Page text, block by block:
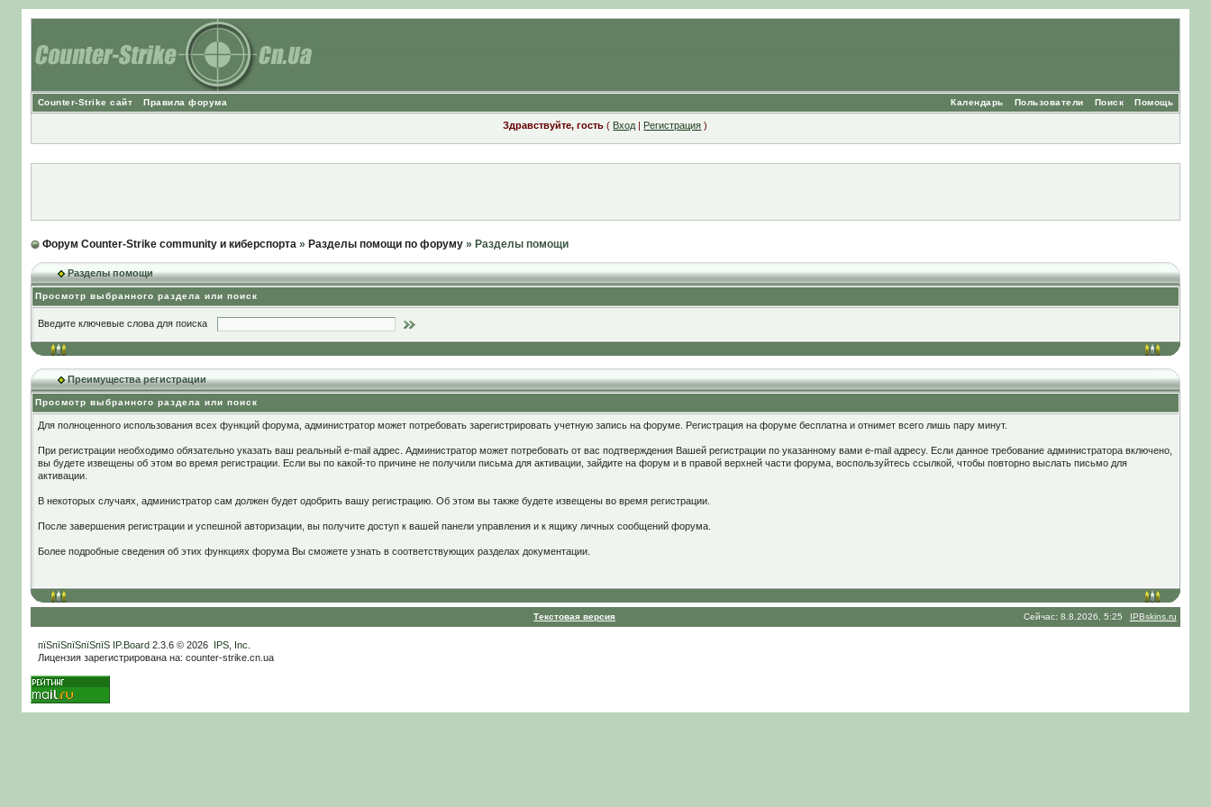
Counter-Strike сайт Правила форума Помощь
Поиск
Пользователи
Календарь
Здравствуйте, гость ( Вход | Регистрация )
Форум Counter-Strike community и киберспорта» Разделы помощи по форуму» Разделы помощи
Разделы помощи
Просмотр выбранного раздела или поиск
Введите ключевые слова для поиска
Преимущества регистрации
Просмотр выбранного раздела или поиск
Для полноценного использования всех функций форума, администратор может потребовать зарегистрировать учетную запись на форуме. Регистрация на форуме бесплатна и отнимет всего лишь пару минут.
При регистрации необходимо обязательно указать ваш реальный e-mail адрес. Администратор может потребовать от вас подтверждения Вашей регистрации по указанному вами e-mail адресу. Если данное требование администратора включено,
вы будете извещены об этом во время регистрации. Если вы по какой-то причине не получили письма для активации, зайдите на форум и в правой верхней части форума, воспользуйтесь ссылкой, чтобы повторно выслать письмо для
активации.
В некоторых случаях, администратор сам должен будет одобрить вашу регистрацию. Об этом вы также будете извещены во время регистрации.
После завершения регистрации и успешной авторизации, вы получите доступ к вашей панели управления и к ящику личных сообщений форума.
Более подробные сведения об этих функциях форума Вы сможете узнать в соответствующих разделах документации.
Текстовая версия Сейчас: 8.8.2026, 5:25 IPBskins.ru
пїЅпїЅпїЅпїЅпїЅ IP.Board2.3.6 © 2026 IPS, Inc
Лицензия зарегистрирована на: counter-strike.cn.ua